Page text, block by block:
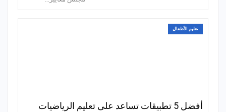
تعليم الأطفال
أفضل 5 تطبيقات تساعد على تعليم الرياضيات